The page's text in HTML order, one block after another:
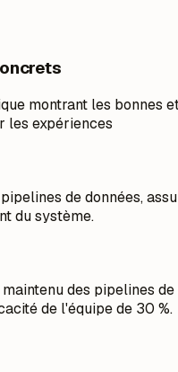
montrant les bonnes
les expériences
de données,
du système.
des pipelines de
de l'équipe de 30 %.